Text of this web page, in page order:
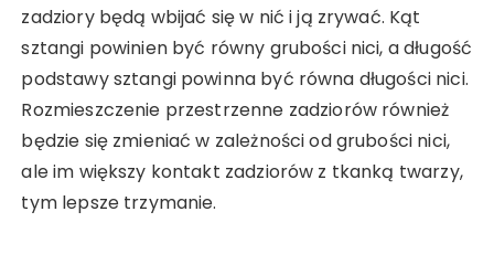
zadziory będą wbijać się w nić i ją zrywać. Kąt
sztangi powinien być równy grubości nici, a długość
podstawy sztangi powinna być równa długości nici.
Rozmieszczenie przestrzenne zadziorów również
będzie się zmieniać w zależności od grubości nici,
ale im większy kontakt zadziorów z tkanką twarzy,
tym lepsze trzymanie.